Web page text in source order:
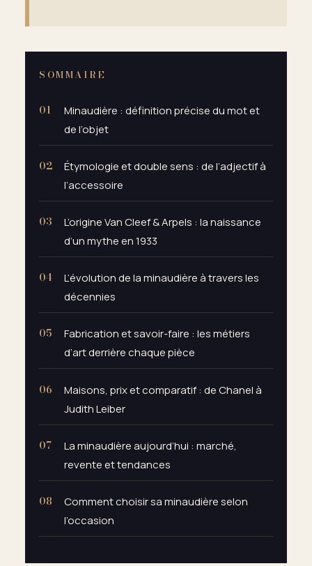
SOMMAIRE
Minaudière : définition précise du mot et
de l’objet
Étymologie et double sens : de l’adjectif à
l’accessoire
L’origine Van Cleef & Arpels : la naissance
d’un mythe en 1933
L’évolution de la minaudière à travers les
décennies
Fabrication et savoir-faire : les métiers
d’art derrière chaque pièce
Maisons, prix et comparatif : de Chanel à
Judith Leiber
La minaudière aujourd’hui : marché,
revente et tendances
Comment choisir sa minaudière selon
l’occasion